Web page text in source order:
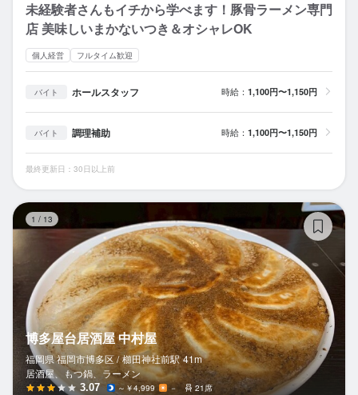
未経験者さんもイチから学べます！豚骨ラーメン専門
店 美味しいまかないつき＆オシャレOK
個人経営 フルタイム歓迎
バイト ホールスタッフ 時給： 1,100円〜1,150円
バイト 調理補助 時給： 1,100円〜1,150円
最終更新日：30日以上前
1 / 13
博多屋台居酒屋 中村屋
福岡県 福岡市博多区 / 櫛田神社前駅 41m
居酒屋、もつ鍋、ラーメン
3.07 ～￥4,999 － 21席